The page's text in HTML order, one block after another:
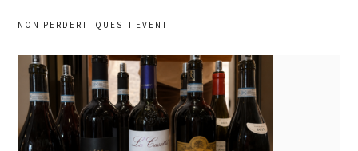
NON PERDERTI QUESTI EVENTI